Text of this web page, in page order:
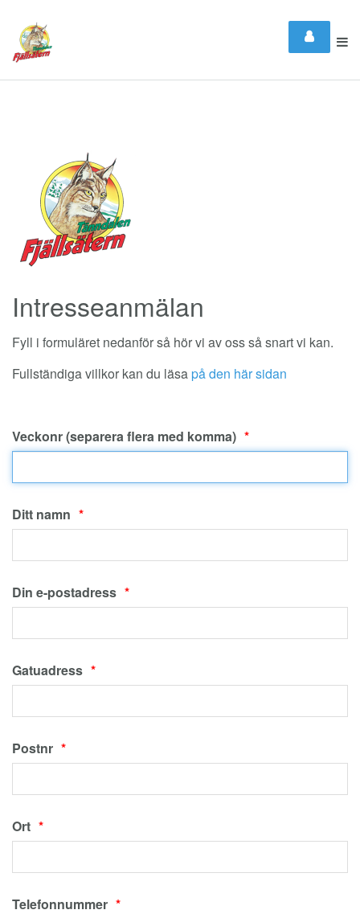
Intresseanmälan
Fyll i formuläret nedanför så hör vi av oss så snart vi kan.
Fullständiga villkor kan du läsapå den här sidan
Veckonr (separera flera med komma)
Ditt namn
Din e-postadress
Gatuadress
Postnr
Ort
Telefonnummer